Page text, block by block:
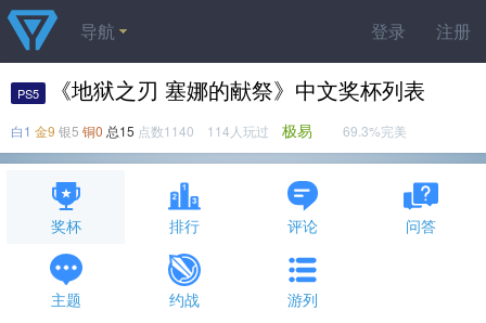
登录 注册
导航
PS5 《地狱之刃 塞娜的献祭》中文奖杯列表
白1 金9 银5 铜0 总15 点数1140 114人玩过 极易 69.3%完美
奖杯 排行 评论 问答
主题 约战 游列